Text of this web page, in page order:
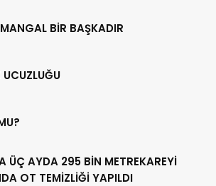
BİR BAŞKADIR
ÜÇ AYDA 295 BİN METREKAREYİ
OT TEMİZLİĞİ YAPILDI